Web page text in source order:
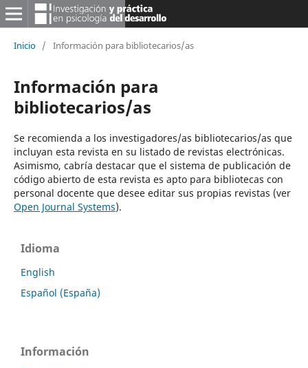
Inicio / Información para bibliotecarios/as
Información para
bibliotecarios/as
Se recomienda a los investigadores/as bibliotecarios/as que
incluyan esta revista en su listado de revistas electrónicas.
Asimismo, cabría destacar que el sistema de publicación de
código abierto de esta revista es apto para bibliotecas con
personal docente que desee editar sus propias revistas (ver
Open Journal Systems).
Idioma
English
Español (España)
Información